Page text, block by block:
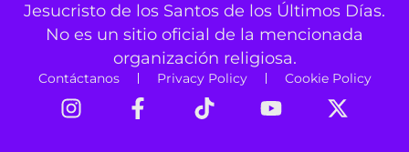
Jesucristo de los Santos de los Últimos Días.
No es un sitio oficial de la mencionada
organización religiosa.
Contáctanos Privacy Policy Cookie Policy